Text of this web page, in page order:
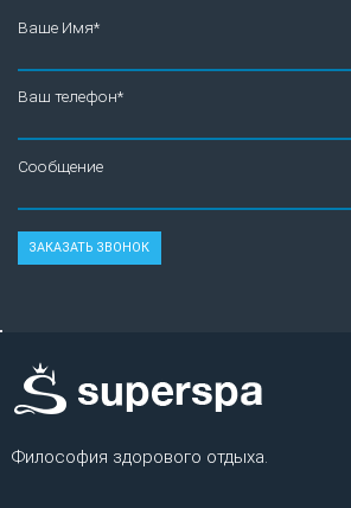
Ваше Имя*
Ваш телефон*
Сообщение
Философия здорового отдыха.